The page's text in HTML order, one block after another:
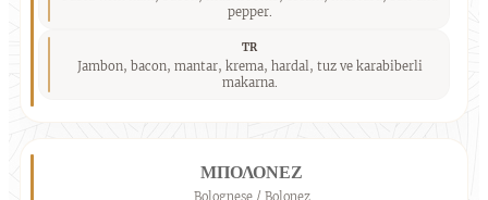
pepper.
TR
Jambon, bacon, mantar, krema, hardal, tuz ve karabiberli
makarna.
ΜΠΟΛΟΝΕΖ